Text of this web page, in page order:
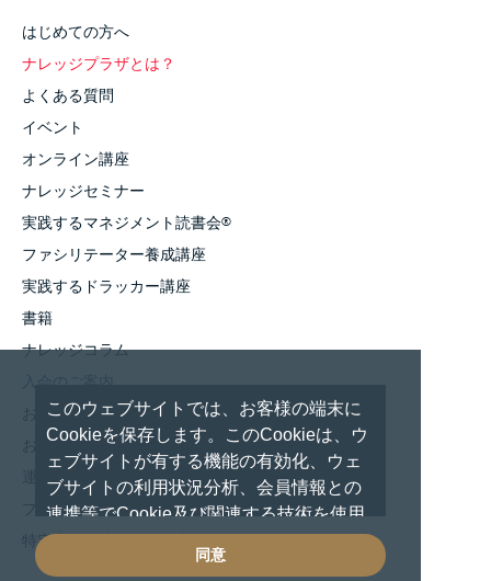
このウェブサイトでは、お客様の端末に
Cookieを保存します。このCookieは、ウ
ェブサイトが有する機能の有効化、ウェ
ブサイトの利用状況分析、会員情報との
連携等でCookie及び関連する技術を使用
しています。 これらの技術の使用に対し
て、閲覧を続行した場合は、Cookie使用
同意
はじめての方へ
ナレッジプラザとは？
よくある質問
イベント
オンライン講座
ナレッジセミナー
実践するマネジメント読書会®
ファシリテーター養成講座
実践するドラッカー講座
書籍
ナレッジコラム
入会のご案内
お知らせ
お問い合わせ
運営者情報
プライバシーポリシー
特定商取引法に基づく表記